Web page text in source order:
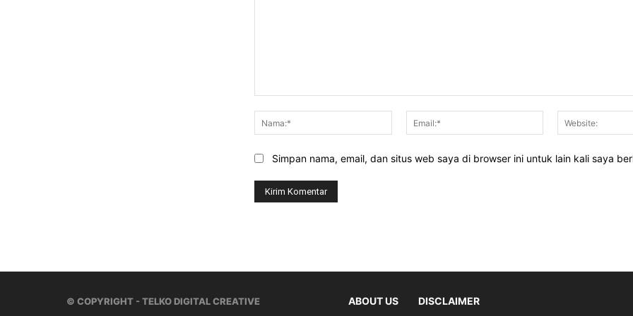
Nama:*
Email:*
Simpan nama, email, dan situs web saya di browser ini untuk lain kali saya
© COPYRIGHT - TELKO DIGITAL CREATIVE ABOUT US DISCLAIMER